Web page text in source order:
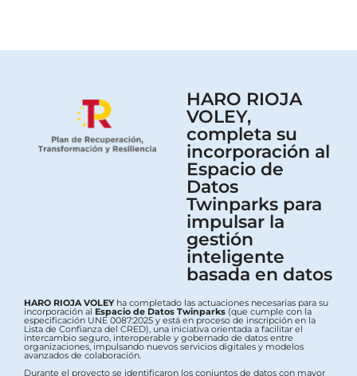
HARO RIOJA
VOLEY,
completa su
incorporación al
Espacio de
Datos
Twinparks para
impulsar la
gestión
inteligente
basada en datos
HARO RIOJA VOLEYha completado las actuaciones necesarias para su
incorporación al Espacio de Datos Twinparks (que cumple con la
especificación UNE 0087:2025 y está en proceso de inscripción en la
Lista de Confianza del CRED), una iniciativa orientada a facilitar el
intercambio seguro, interoperable y gobernado de datos entre
organizaciones, impulsando nuevos servicios digitales y modelos
avanzados de colaboración.
Durante el proyecto se identificaron los conjuntos de datos con mayor